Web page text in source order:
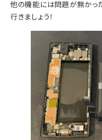
他の機能には問題が無かっ
行きましょう！